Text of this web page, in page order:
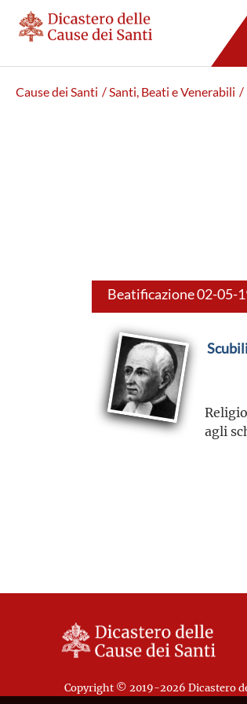
Cause dei Santi / Santi, Beati e Venerabili /
Beatificazione 02-05-
agli
Copyright © 2019-2026 Dicastero